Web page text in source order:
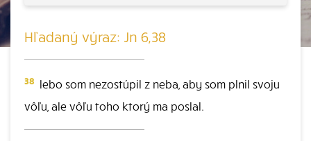
Hľadaný výraz: Jn 6,38
38 lebo som nezostúpil z neba, aby som plnil svoju
vôľu, ale vôľu toho ktorý ma poslal.